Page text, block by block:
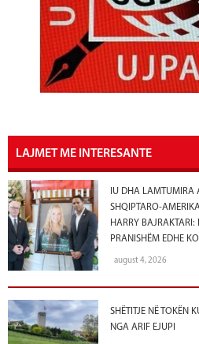
LAJMET ME INTERESANTE
IU DHA LAMTUMIRA
SHQIPTARO-
HARRY BAJRAKTARI:
PRANISHËM EDHE
august 4, 2026
SHËTITJE NË TOKËN
NGA ARIF EJUPI